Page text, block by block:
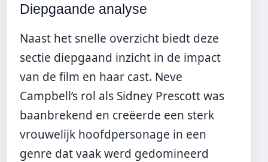
Diepgaande analyse
Naast het snelle overzicht biedt deze
sectie diepgaand inzicht in de impact
van de film en haar cast. Neve
Campbell’s rol als Sidney Prescott was
baanbrekend en creëerde een sterk
vrouwelijk hoofdpersonage in een
genre dat vaak werd gedomineerd